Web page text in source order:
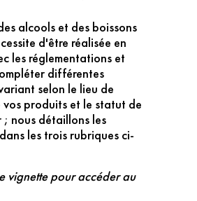
alcools et des boissons
d'être réalisée en
les réglementations et
différentes
selon le lieu de
produits et le statut de
nous détaillons les
les trois rubriques ci-
vignette pour accéder au